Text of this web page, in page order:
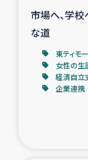
市場へ、学
な道
東ティモ
女性の生
経済自立
企業連携